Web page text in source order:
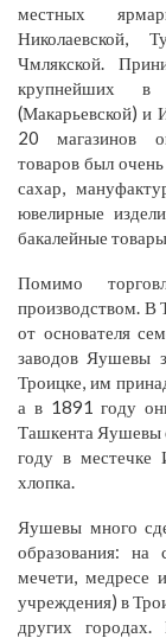
местных
Николаевской,
Чмлякской.
крупнейших в
(Макарьевской) и
20 магазинов
товаров был
сахар,
ювелирные
бакалейные
Помимо
производством. В
от основателя
заводов Яушевы
Троицке, им
а в 1891 году
Ташкента Яушевы
году в местечке
хлопка.
Яушевы много
образования: на
мечети, медресе
учреждения) в
других